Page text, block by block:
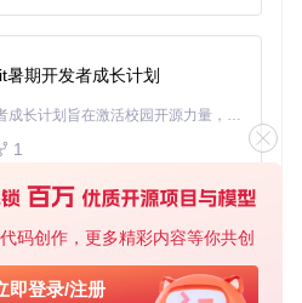
码创作，更多精彩内容等你共创
即登录/注册
sys_
kext文件替换系统原生驱动
备的属性参数以匹配系统要求
拟缺失的硬件功能
型号智能选择和应用，无需用户
难度。
案的实施步骤
暑期开发者成长计划
「源启盛夏」暑期校园开发者成长计划旨在激活校园开源力量，通过积分激励、认证扶持、资源倾斜等形式，引导高校组织和开发者完成「入驻 — 建项目 — 做贡献 — 获认证 — 得资源」的完整闭环。无论你是想带领社团入驻平台的组织者，还是希望用代码贡献证明自己的开发者，都能在这里找到属于你的成长路径。
1
基于Python的Xiaozhi AI，适用于想要完整Xiaozhi体验而无需拥有专用硬件的用户。